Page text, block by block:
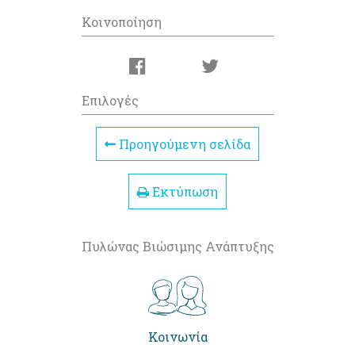
Κοινοποίηση
Επιλογές
Προηγούμενη σελίδα
Εκτύπωση
Πυλώνας Βιώσιμης Ανάπτυξης
Κοινωνία